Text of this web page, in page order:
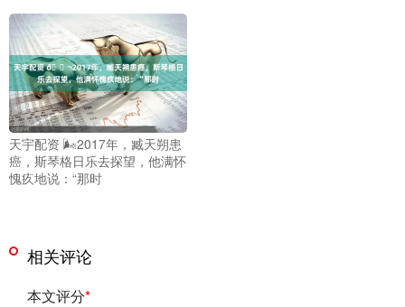
天宇配资 🌬2017年，臧天朔患
癌，斯琴格日乐去探望，他满怀
愧疚地说：“那时
相关评论
本文评分*